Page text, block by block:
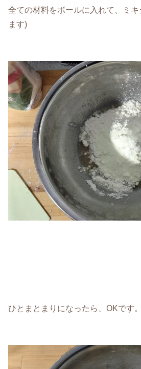
全ての材料をボールに入れて、ミキ
ます)
ひとまとまりになったら、OKです。